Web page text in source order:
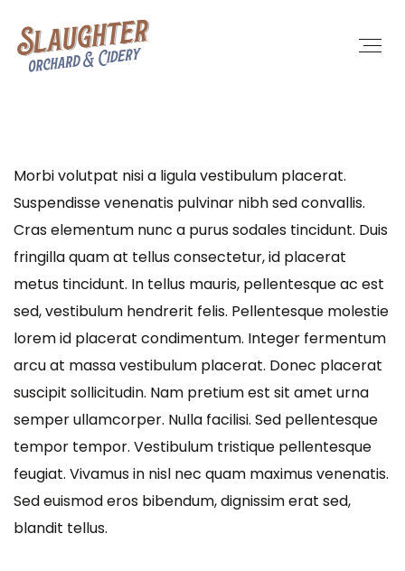
Morbi volutpat nisi a ligula vestibulum placerat.
Suspendisse venenatis pulvinar nibh sed convallis.
Cras elementum nunc a purus sodales tincidunt. Duis
fringilla quam at tellus consectetur, id placerat
metus tincidunt. In tellus mauris, pellentesque ac est
sed, vestibulum hendrerit felis. Pellentesque molestie
lorem id placerat condimentum. Integer fermentum
arcu at massa vestibulum placerat. Donec placerat
suscipit sollicitudin. Nam pretium est sit amet urna
semper ullamcorper. Nulla facilisi. Sed pellentesque
tempor tempor. Vestibulum tristique pellentesque
feugiat. Vivamus in nisl nec quam maximus venenatis.
Sed euismod eros bibendum, dignissim erat sed,
blandit tellus.